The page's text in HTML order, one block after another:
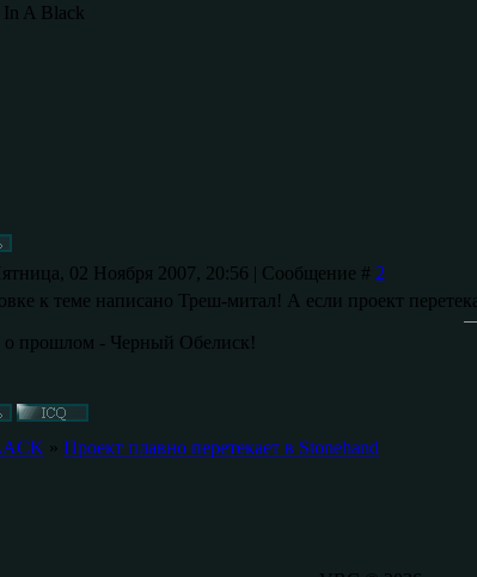
In A Black
02 Ноября 2007, 20:56 | Сообщение # 2
к теме написано Треш-митал! А если проект
о прошлом - Черный Обелиск!
» Проект плавно перетекает в Stonehand